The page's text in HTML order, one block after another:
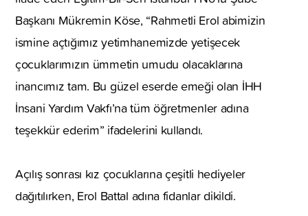
Başkanı Mükremin Köse, “Rahmetli Erol abimizin
ismine açtığımız yetimhanemizde yetişecek
çocuklarımızın ümmetin umudu olacaklarına
inancımız tam. Bu güzel eserde emeği olan İHH
İnsani Yardım Vakfı’na tüm öğretmenler adına
teşekkür ederim” ifadelerini kullandı.
Açılış sonrası kız çocuklarına çeşitli hediyeler
dağıtılırken, Erol Battal adına fidanlar dikildi.